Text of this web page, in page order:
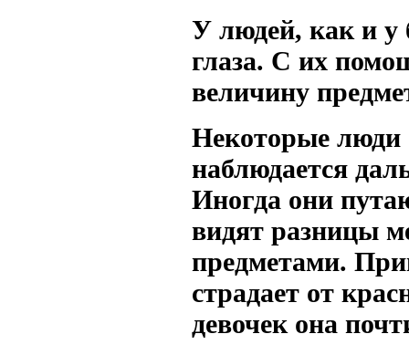
У людей, как и у
глаза. С их
величину
Некоторые люди
наблюдается
Иногда они
видят разницы
предметами.
страдает от
девочек она